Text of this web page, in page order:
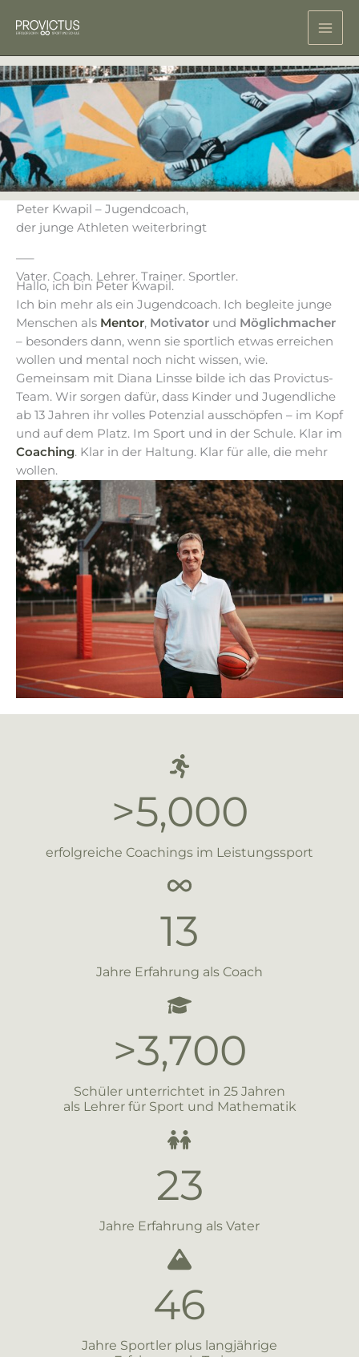
Inhalt
Peter Kwapil – Jugendcoach,
der junge Athleten weiterbringt
—–
Vater. Coach. Lehrer. Trainer. Sportler.
Hallo, ich bin Peter Kwapil.
Ich bin mehr als ein Jugendcoach. Ich begleite junge
Menschen als Mentor, Motivator und Möglichmacher
– besonders dann, wenn sie sportlich etwas erreichen
wollen und mental noch nicht wissen, wie.
Gemeinsam mit Diana Linsse bilde ich das Provictus-
Team. Wir sorgen dafür, dass Kinder und Jugendliche
ab 13 Jahren ihr volles Potenzial ausschöpfen – im Kopf
und auf dem Platz. Im Sport und in der Schule. Klar im
Coaching. Klar in der Haltung. Klar für alle, die mehr
wollen.
>5,000
erfolgreiche Coachings im Leistungssport
13
Jahre Erfahrung als Coach
>3,700
Schüler unterrichtet in 25 Jahren
als Lehrer für Sport und Mathematik
23
Jahre Erfahrung als Vater
46
Jahre Sportler plus langjährige